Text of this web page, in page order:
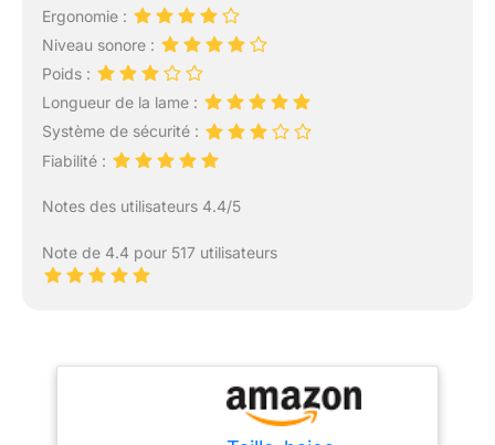
Ergonomie :
Niveau sonore :
Poids :
Longueur de la lame :
Système de sécurité :
Fiabilité :
Notes des utilisateurs 4.4/5
Note de 4.4 pour 517 utilisateurs